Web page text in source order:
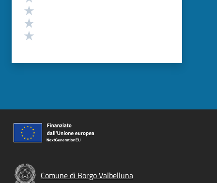
Comune di Borgo Valbelluna